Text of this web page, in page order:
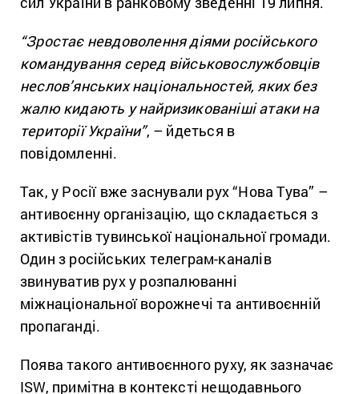
“Зростає невдоволення діями російського
командування серед військовослужбовців
неслов’янських національностей, яких без
жалю кидають у найризикованіші атаки на
території України”, – йдеться в
повідомленні.
Так, у Росії вже заснували рух “Нова Тува” –
антивоєнну організацію, що складається з
активістів тувинської національної громади.
Один з російських телеграм-каналів
звинуватив рух у розпалюванні
міжнаціональної ворожнечі та антивоєнній
пропаганді.
Поява такого антивоєнного руху, як зазначає
ISW, примітна в контексті нещодавнього